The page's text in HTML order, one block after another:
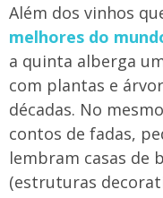
Além dos vinhos
melhores do
a quinta alberga
com plantas e
décadas. No
contos de fadas,
lembram casas de
(estruturas